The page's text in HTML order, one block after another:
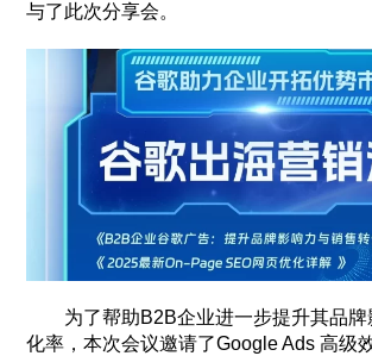
与了此次分享会。
为了帮助B2B企业进一步提升其品牌
化率，本次会议邀请了Google Ads 高级